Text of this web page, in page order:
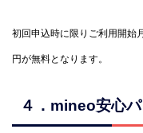
初回申込時に限りご利用開始
円が無料となります。
４．mineo安心